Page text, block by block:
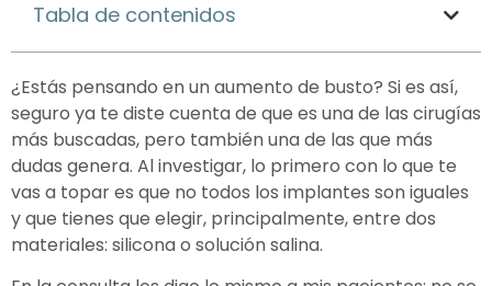
Tabla de contenidos
¿Estás pensando en un aumento de busto? Si es así,
seguro ya te diste cuenta de que es una de las cirugías
más buscadas, pero también una de las que más
dudas genera. Al investigar, lo primero con lo que te
vas a topar es que no todos los implantes son iguales
y que tienes que elegir, principalmente, entre dos
materiales: silicona o solución salina.